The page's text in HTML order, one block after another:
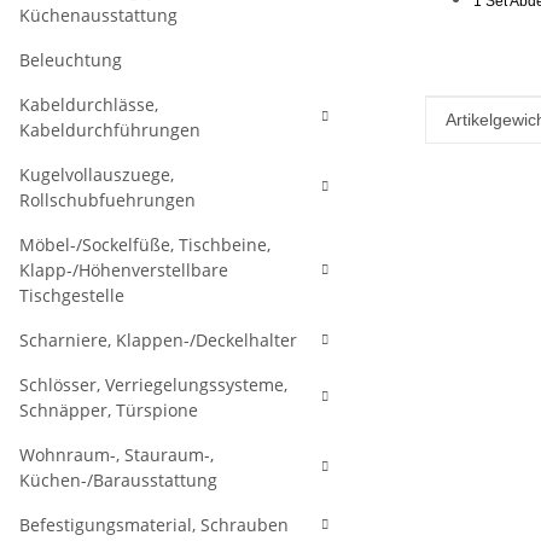
Wert
Küchenausstattung
Beleuchtung
Kabeldurchlässe,
Kabeldurchführungen
Kugelvollauszuege,
Rollschubfuehrungen
Möbel-/Sockelfüße, Tischbeine,
Klapp-/Höhenverstellbare
Tischgestelle
Scharniere, Klappen-/Deckelhalter
Schlösser, Verriegelungssysteme,
Schnäpper, Türspione
Wohnraum-, Stauraum-,
Küchen-/Barausstattung
Befestigungsmaterial, Schrauben